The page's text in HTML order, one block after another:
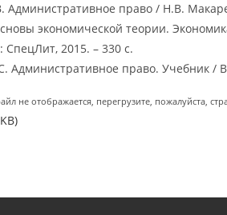
Административное право / Н.В.
экономической теории.
СпецЛит, 2015. – 330 с.
Административное право. Учебник
не отображается, перегрузите, пожалуйста,